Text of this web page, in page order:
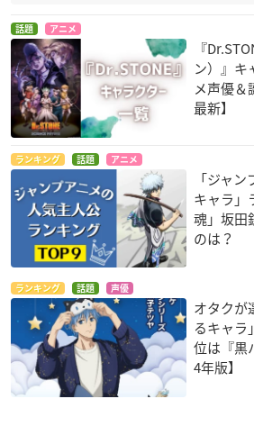
話題 アニメ
『
ン）』
メ声優＆
最新】
ランキング 話題 アニメ
「ジャ
キャラ」
魂」坂田
のは？
ランキング 話題 声優
オタクが
るキャラ
位は『黒
4年版】